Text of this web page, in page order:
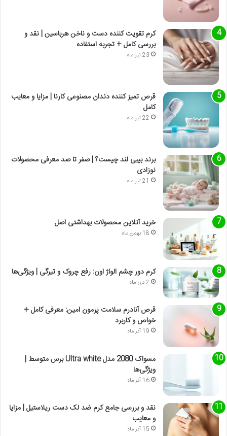
کرم تقویت کننده دست و ناخن هرباسین | نقد و
بررسی کامل + تجربه استفاده
23 تیر ماه
قرص تمیز کننده دندان مصنوعی کارنا | مزایا و معایب
کامل
22 تیر ماه
برند بیبی لند چیست؟ | صفر تا صد معرفی محصولات
نوزادی
21 تیر ماه
خرید آنلاین محصولات بهداشتی اصل
18 بهمن ماه
کرم دور چشم الواژ اون: رفع چروک و تیرگی | ویژگی‌ها
2 دی ماه
قرص آنادرم سلامت پرمون امین: معرفی کامل +
خواص و کاربرد
19 آذر ماه
مسواک 2080 مدل Ultra white برس متوسط |
ویژگی‌ها
16 آذر ماه
نقد و بررسی جامع کرم ضد لک دست ریلاستیل | مزایا
و معایب
15 آذر ماه